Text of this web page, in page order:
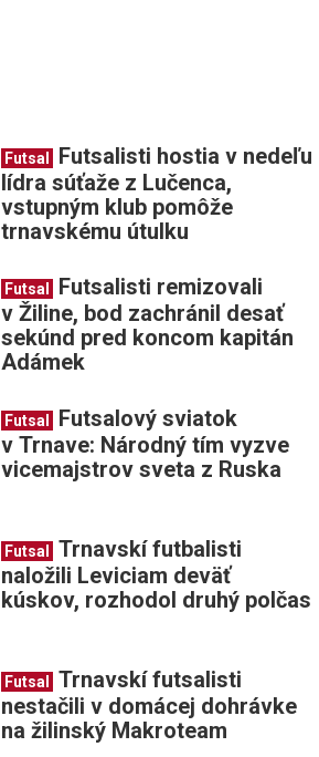
Futsal
Futsalisti hostia v nedeľu
lídra súťaže z Lučenca,
vstupným klub pomôže
trnavskému útulku
Futsal
Futsalisti remizovali
v Žiline, bod zachránil desať
sekúnd pred koncom kapitán
Adámek
Futsal
Futsalový sviatok
v Trnave: Národný tím vyzve
vicemajstrov sveta z Ruska
Futsal
Trnavskí futbalisti
naložili Leviciam deväť
kúskov, rozhodol druhý polčas
Futsal
Trnavskí futsalisti
nestačili v domácej dohrávke
na žilinský Makroteam